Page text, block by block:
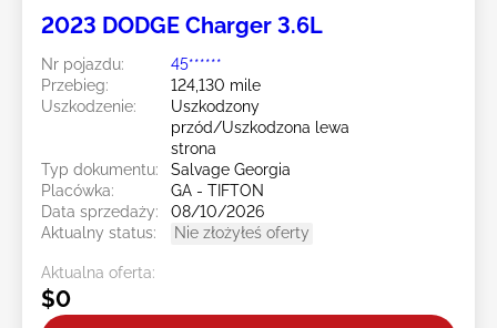
2023 DODGE Charger 3.6L
Nr pojazdu:
45******
Przebieg:
124,130 mile
Uszkodzenie:
Uszkodzony
przód/Uszkodzona lewa
strona
Typ dokumentu:
Salvage Georgia
Placówka:
GA - TIFTON
Data sprzedaży:
08/10/2026
Aktualny status:
Nie złożyłeś oferty
Aktualna oferta:
$0